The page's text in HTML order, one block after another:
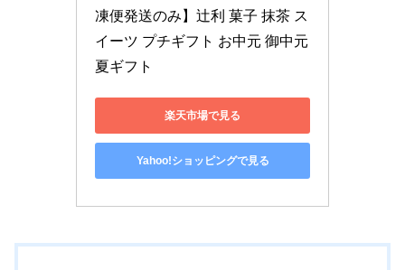
凍便発送のみ】辻利 菓子 抹茶 ス
イーツ プチギフト お中元 御中元
夏ギフト
楽天市場で見る
Yahoo!ショッピングで見る